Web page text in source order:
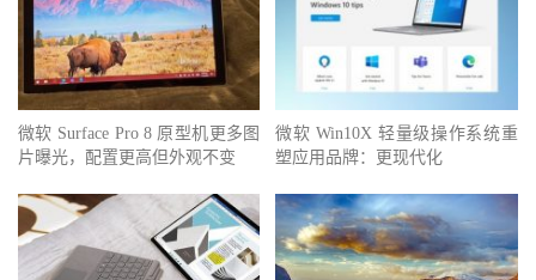
微软 Surface Pro 8 原型机更多图
片曝光，配置更高但外观不变
微软 Win10X 轻量级操作系统重
塑应用品牌：更现代化